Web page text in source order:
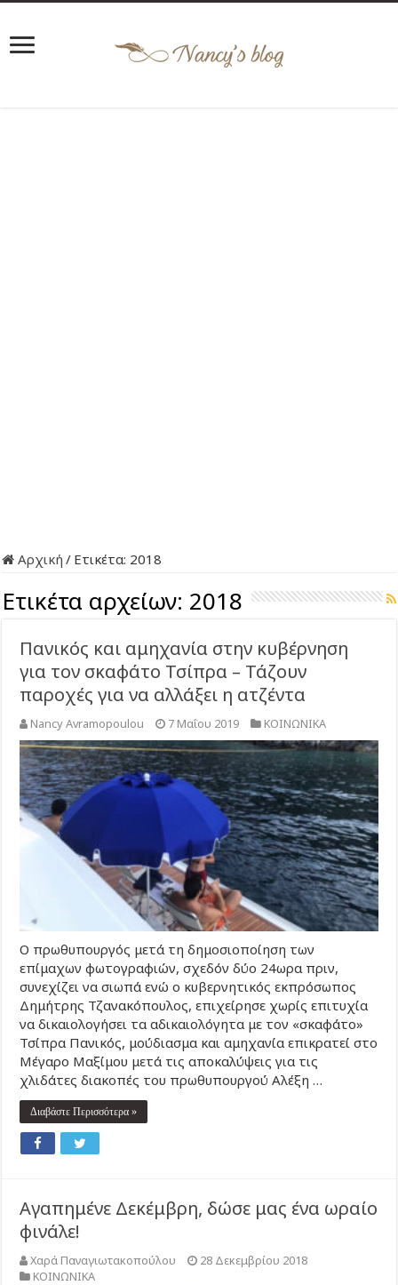
Αρχική / Ετικέτα: 2018
Ετικέτα αρχείων: 2018
Πανικός και αμηχανία στην κυβέρνηση
για τον σκαφάτο Τσίπρα – Τάζουν
παροχές για να αλλάξει η ατζέντα
Nancy Avramopoulou 7 Μαΐου 2019 ΚΟΙΝΩΝΙΚΑ
Ο πρωθυπουργός μετά τη δημοσιοποίηση των
επίμαχων φωτογραφιών, σχεδόν δύο 24ωρα πριν,
συνεχίζει να σιωπά ενώ ο κυβερνητικός εκπρόσωπος
Δημήτρης Τζανακόπουλος, επιχείρησε χωρίς επιτυχία
να δικαιολογήσει τα αδικαιολόγητα με τον «σκαφάτο»
Τσίπρα Πανικός, μούδιασμα και αμηχανία επικρατεί στο
Μέγαρο Μαξίμου μετά τις αποκαλύψεις για τις
χλιδάτες διακοπές του πρωθυπουργού Αλέξη …
Διαβάστε Περισσότερα »
Αγαπημένε Δεκέμβρη, δώσε μας ένα ωραίο
φινάλε!
Χαρά Παναγιωτακοπούλου
28 Δεκεμβρίου 2018
ΚΟΙΝΩΝΙΚΑ